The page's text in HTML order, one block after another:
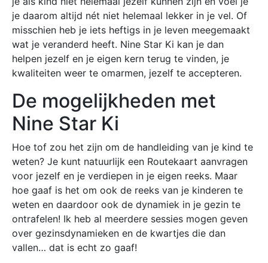
je daarom altijd nét niet helemaal lekker in je vel. Of
misschien heb je iets heftigs in je leven meegemaakt
wat je veranderd heeft. Nine Star Ki kan je dan
helpen jezelf en je eigen kern terug te vinden, je
kwaliteiten weer te omarmen, jezelf te accepteren.
De mogelijkheden met
Nine Star Ki
Hoe tof zou het zijn om de handleiding van je kind te
weten? Je kunt natuurlijk een Routekaart aanvragen
voor jezelf en je verdiepen in je eigen reeks. Maar
hoe gaaf is het om ook de reeks van je kinderen te
weten en daardoor ook de dynamiek in je gezin te
ontrafelen! Ik heb al meerdere sessies mogen geven
over gezinsdynamieken en de kwartjes die dan
vallen… dat is echt zo gaaf!